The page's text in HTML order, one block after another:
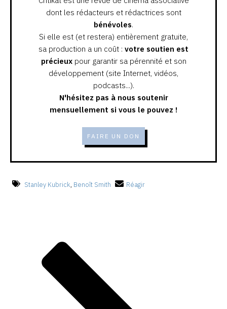
dont les rédacteurs et rédactrices sont
bénévoles.
Si elle est (et restera) entièrement gratuite,
sa production a un coût : votre soutien est
précieuxpour garantir sa pérennité et son
développement (site Internet, vidéos,
podcasts...).
N'hésitez pas à nous soutenir
mensuellement si vous le pouvez !
FAIRE UN DON
Stanley Kubrick, Benoît Smith Réagir